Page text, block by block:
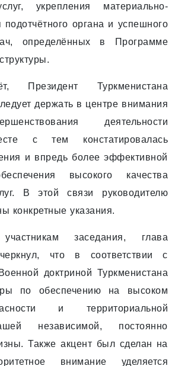
укрепления материально-
подотчётного органа и успешного
определённых в Программе
Президент Туркменистана
держать в центре внимания
деятельности
с тем констатировалась
и впредь более эффективной
высокого качества
В этой связи руководителю
конкретные указания.
заседания, глава
что в соответствии с
доктриной Туркменистана
по обеспечению на высоком
и территориальной
независимой, постоянно
Также акцент был сделан на
внимание уделяется